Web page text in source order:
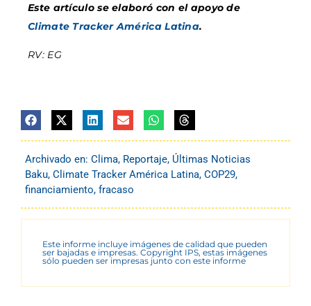
Este artículo se elaboró con el apoyo de
Climate Tracker América Latina.
RV: EG
Archivado en: Clima, Reportaje, Últimas Noticias
Baku, Climate Tracker América Latina, COP29,
financiamiento, fracaso
Este informe incluye imágenes de calidad que pueden
ser bajadas e impresas. Copyright IPS, estas imágenes
sólo pueden ser impresas junto con este informe